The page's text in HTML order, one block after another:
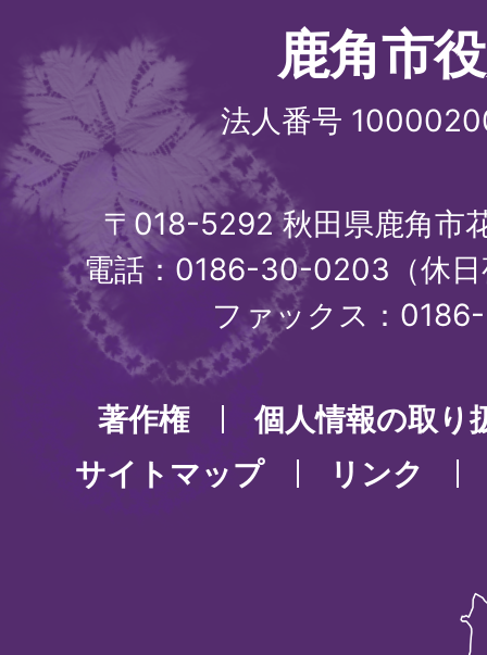
鹿角市
法人番号
〒018-5292 秋田県鹿角市
電話：0186-30-0203（休
ファックス：
著作権
個人情報の取り
サイトマップ
リンク